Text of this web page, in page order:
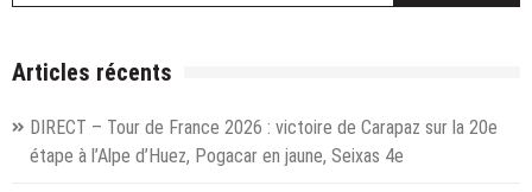
Publics
Express
Articles récents
DIRECT – Tour de France 2026 : victoire de Carapaz sur la 20e
étape à l’Alpe d’Huez, Pogacar en jaune, Seixas 4e